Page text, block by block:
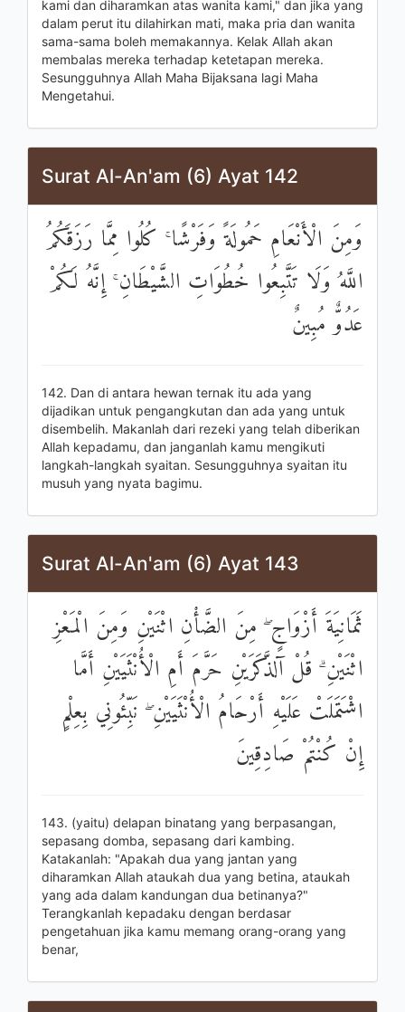
kami dan diharamkan atas wanita kami," dan jika yang
dalam perut itu dilahirkan mati, maka pria dan wanita
sama-sama boleh memakannya. Kelak Allah akan
membalas mereka terhadap ketetapan mereka.
Sesungguhnya Allah Maha Bijaksana lagi Maha
Mengetahui.
Surat Al-An'am (6) Ayat 142
وَمِنَ الْأَنْعَامِ حَمُولَةً وَفَرْشًا ۚ كُلُوا مِمَّا رَزَقَكُمُ
اللَّهُ وَلَا تَتَّبِعُوا خُطُوَاتِ الشَّيْطَانِ ۚ إِنَّهُ لَكُمْ
عَدُوٌّ مُبِينٌ
142. Dan di antara hewan ternak itu ada yang
dijadikan untuk pengangkutan dan ada yang untuk
disembelih. Makanlah dari rezeki yang telah diberikan
Allah kepadamu, dan janganlah kamu mengikuti
langkah-langkah syaitan. Sesungguhnya syaitan itu
musuh yang nyata bagimu.
Surat Al-An'am (6) Ayat 143
ثَمَانِيَةَ أَزْوَاجٍ ۖ مِنَ الضَّأْنِ اثْنَيْنِ وَمِنَ الْمَعْزِ
اثْنَيْنِ ۗ قُلْ آلذَّكَرَيْنِ حَرَّمَ أَمِ الْأُنْثَيَيْنِ أَمَّا
اشْتَمَلَتْ عَلَيْهِ أَرْحَامُ الْأُنْثَيَيْنِ ۖ نَبِّئُونِي بِعِلْمٍ
إِنْ كُنْتُمْ صَادِقِينَ
143. (yaitu) delapan binatang yang berpasangan,
sepasang domba, sepasang dari kambing.
Katakanlah: "Apakah dua yang jantan yang
diharamkan Allah ataukah dua yang betina, ataukah
yang ada dalam kandungan dua betinanya?"
Terangkanlah kepadaku dengan berdasar
pengetahuan jika kamu memang orang-orang yang
benar,